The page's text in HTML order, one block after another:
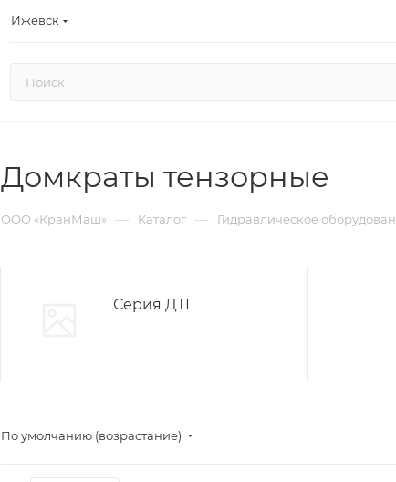
Ижевск
Домкраты тензорные
ООО «КранМаш» — Каталог — Гидравлическое
Серия ДТГ
По умолчанию (возрастание)